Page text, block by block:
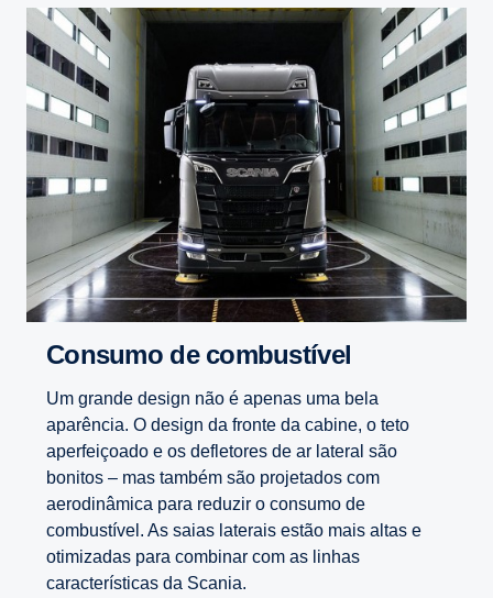
Consumo de combustível
Um grande design não é apenas uma bela
aparência. O design da fronte da cabine, o teto
aperfeiçoado e os defletores de ar lateral são
bonitos – mas também são projetados com
aerodinâmica para reduzir o consumo de
combustível. As saias laterais estão mais altas e
otimizadas para combinar com as linhas
características da Scania.